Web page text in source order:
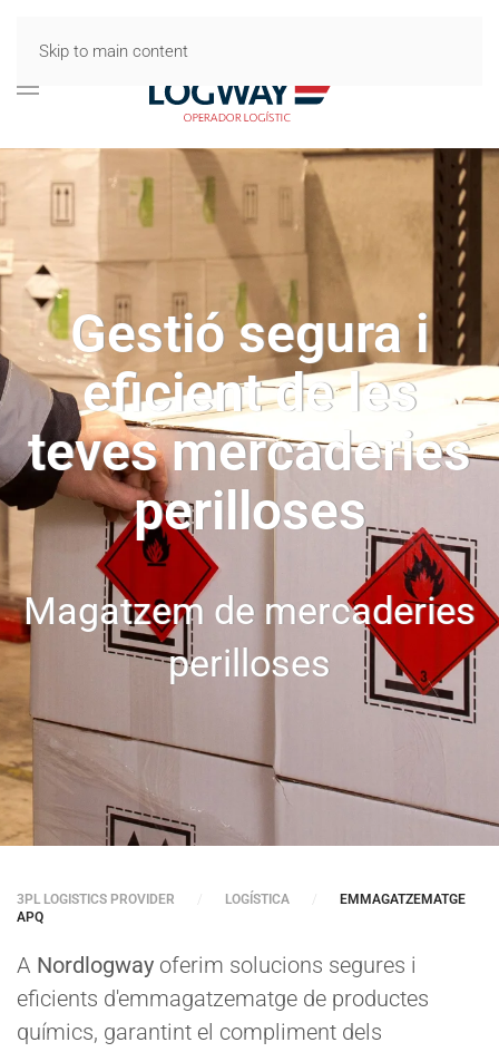
Skip to main content
Gestió segura i
eficient de les
teves mercaderies
perilloses
Magatzem de mercaderies
perilloses
3PL LOGISTICS PROVIDER LOGÍSTICA
EMMAGATZEMATGE
APQ
A Nordlogway oferim solucions segures i
eficients d'emmagatzematge de productes
químics, garantint el compliment dels